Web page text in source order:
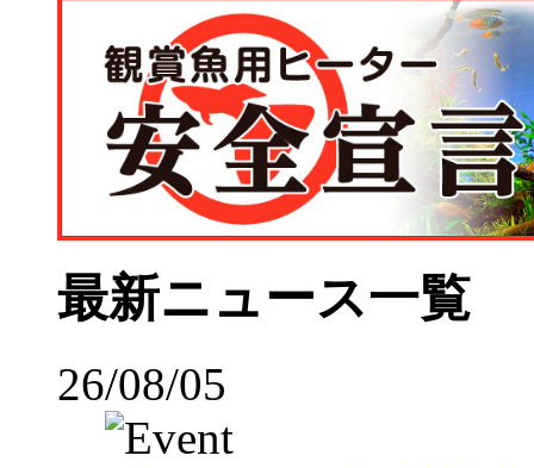
最新ニュース一覧
26/08/05